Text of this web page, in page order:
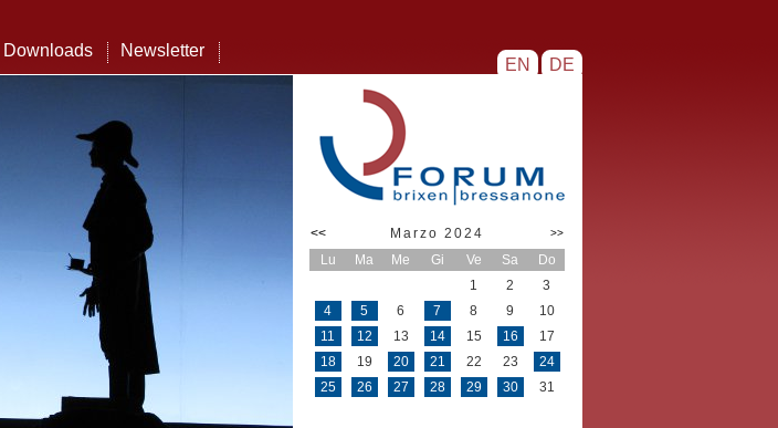
EN DE
Downloads Newsletter
<< Marzo 2024 >>
Lu Ma Me Gi Ve Sa
Do
1
2
3
4
5 6 7 8 9
10
11
12 13 14 15 16
17
18
19 20 21 22 23
24
25
26 27 28 29 30 31